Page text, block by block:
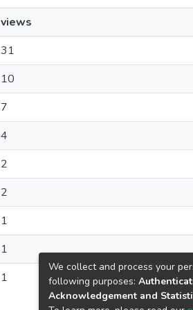
views
31
10
7
4
2
2
1
1
1
We collect and process your
following purposes:
Acknowledgement and